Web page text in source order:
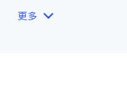
更多